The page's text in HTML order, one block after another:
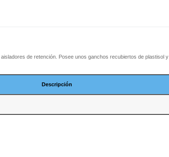
aisladores de retención. Posee unos ganchos recubiertos de plastisol y
Descripción